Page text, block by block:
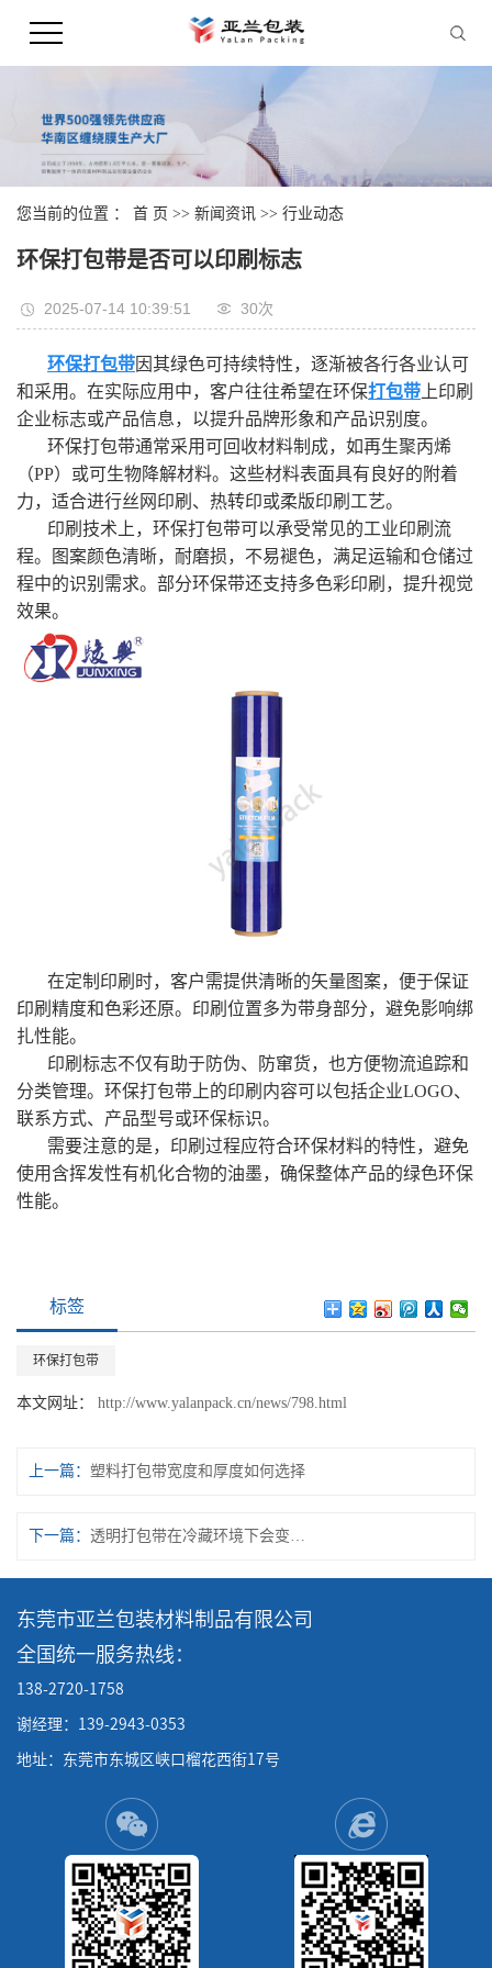
您当前的位置 ： 首 页 >> 新闻资讯 >> 行业动态
环保打包带是否可以印刷标志
2025-07-14 10:39:51 30次
环保打包带因其绿色可持续特性，逐渐被各行各业认可
和采用。在实际应用中，客户往往希望在环保打包带 上印刷
企业标志或产品信息，以提升品牌形象和产品识别度。
环保打包带通常采用可回收材料制成，如再生聚丙烯
（PP）或可生物降解材料。这些材料表面具有良好的附着
力，适合进行丝网印刷、热转印或柔版印刷工艺。
印刷技术上，环保打包带可以承受常见的工业印刷流
程。图案颜色清晰，耐磨损，不易褪色，满足运输和仓储过
程中的识别需求。部分环保带还支持多色彩印刷，提升视觉
效果。
在定制印刷时，客户需提供清晰的矢量图案，便于保证
印刷精度和色彩还原。印刷位置多为带身部分，避免影响绑
扎性能。
印刷标志不仅有助于防伪、防窜货，也方便物流追踪和
分类管理。环保打包带上的印刷内容可以包括企业LOGO、
联系方式、产品型号或环保标识。
需要注意的是，印刷过程应符合环保材料的特性，避免
使用含挥发性有机化合物的油墨，确保整体产品的绿色环保
性能。
标签
环保打包带
本文网址： http://www.yalanpack.cn/news/798.html
上一篇： 塑料打包带宽度和厚度如何选择
下一篇： 透明打包带在冷藏环境下会变脆吗
东莞市亚兰包装材料制品有限公司
全国统一服务热线：
138-2720-1758
谢经理：139-2943-0353
地址：东莞市东城区峡口榴花西街17号